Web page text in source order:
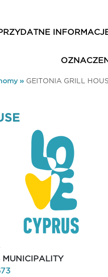
» GEITONIA GRILL
MUNICIPALITY